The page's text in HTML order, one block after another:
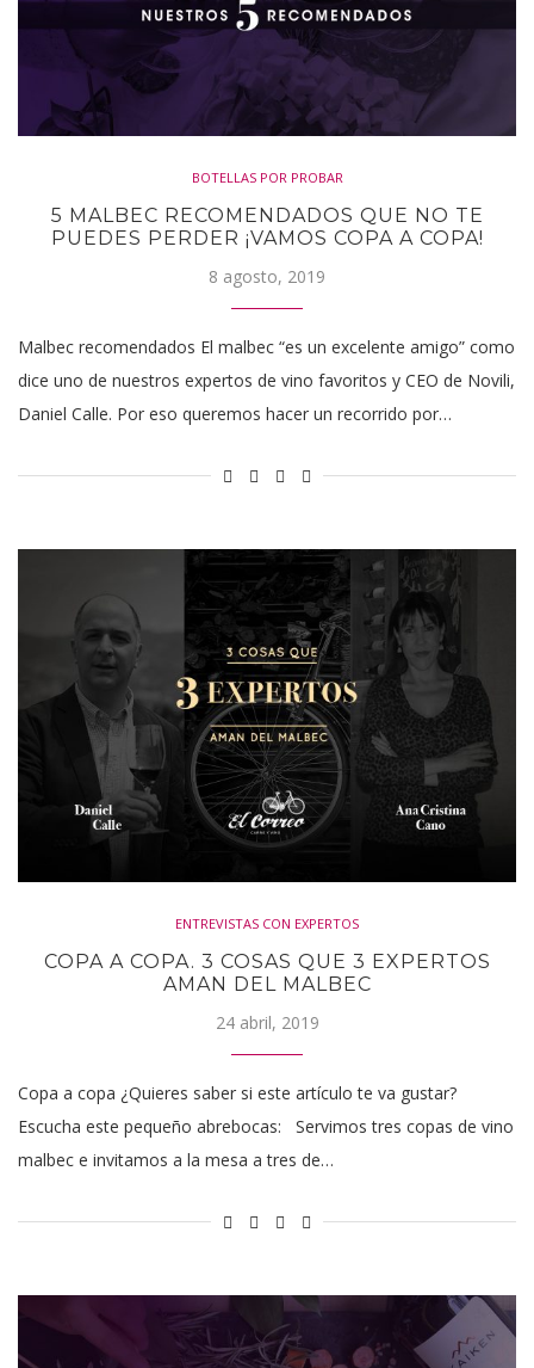
BOTELLAS POR PROBAR
5 MALBEC RECOMENDADOS QUE NO TE
PUEDES PERDER ¡VAMOS COPA A COPA!
8 agosto, 2019
Malbec recomendados El malbec “es un excelente amigo” como
dice uno de nuestros expertos de vino favoritos y CEO de Novili,
Daniel Calle. Por eso queremos hacer un recorrido por…
ENTREVISTAS CON EXPERTOS
COPA A COPA. 3 COSAS QUE 3 EXPERTOS
AMAN DEL MALBEC
24 abril, 2019
Copa a copa ¿Quieres saber si este artículo te va gustar?
Escucha este pequeño abrebocas: Servimos tres copas de vino
malbec e invitamos a la mesa a tres de…